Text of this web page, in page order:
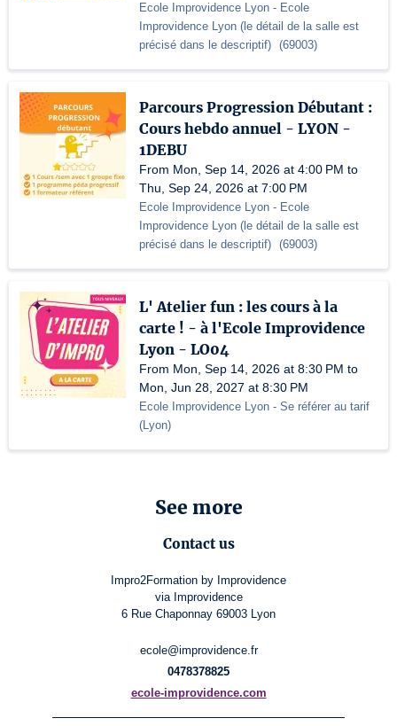
Ecole Improvidence Lyon - Ecole
Improvidence Lyon (le détail de la salle est
précisé dans le descriptif) (69003)
Parcours Progression Débutant :
Cours hebdo annuel - LYON -
1DEBU
From Mon, Sep 14, 2026 at 4:00 PM to
Thu, Sep 24, 2026 at 7:00 PM
Ecole Improvidence Lyon - Ecole
Improvidence Lyon (le détail de la salle est
précisé dans le descriptif) (69003)
L' Atelier fun : les cours à la
carte ! - à l'Ecole Improvidence
Lyon - LO04
From Mon, Sep 14, 2026 at 8:30 PM to
Mon, Jun 28, 2027 at 8:30 PM
Ecole Improvidence Lyon - Se référer au tarif
(Lyon)
See more
Contact us
Impro2Formation by Improvidence
via Improvidence
6 Rue Chaponnay 69003 Lyon
ecole@improvidence.fr
0478378825
ecole-improvidence.com